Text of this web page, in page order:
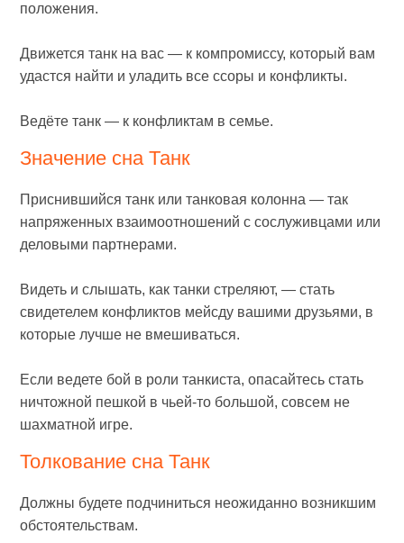
положения.
Движется танк на вас — к компромиссу, который вам
удастся найти и уладить все ссоры и конфликты.
Ведёте танк — к конфликтам в семье.
Значение сна Танк
Приснившийся танк или танковая колонна — так
напряженных взаимоотношений с сослуживцами или
деловыми партнерами.
Видеть и слышать, как танки стреляют, — стать
свидетелем конфликтов мейсду вашими друзьями, в
которые лучше не вмешиваться.
Если ведете бой в роли танкиста, опасайтесь стать
ничтожной пешкой в чьей-то большой, совсем не
шахматной игре.
Толкование сна Танк
Должны будете подчиниться неожиданно возникшим
обстоятельствам.